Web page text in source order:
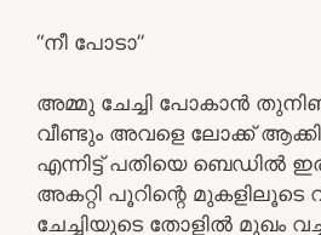
“നീ പോടാ”
അമ്മു ചേച്ചി പോകാൻ
വീണ്ടും അവളെ ലോക്ക്
എന്നിട്ട് പതിയെ ബെഡിൽ
അകറ്റി പൂറിന്റെ മുകളിലൂടെ
ചേച്ചിയുടെ തോളിൽ മുഖം